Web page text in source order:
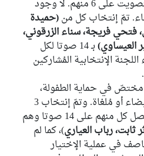
وُجوب الإختيار والتصويت على 6 منهم. لا وجود
تمّ إنتخاب كل من(حميدة
فتحي فريجة، سناء الزرقوني،
العيساوي)
بـ 14 صوتا لكل
الإنتخابية المُشاركين
في حماية الطفولة،
لاوُجود لأي أوراق بيضاء أو مُلغاة. وتمّ إنتخاب 3
مترشحين وُجوبا حصل كل منهم على 14 صوتا وهم
ثابت، رباب العياري)، كما لم
في عملية الإختيار